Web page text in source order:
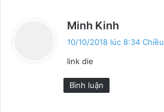
Minh Kinh
10/10/2018 lúc 8:34 Chiều
link die
Bình luận